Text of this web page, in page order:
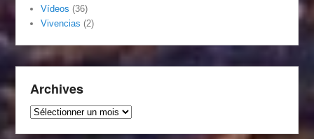
Vídeos (36)
Vivencias (2)
Archives
Archives